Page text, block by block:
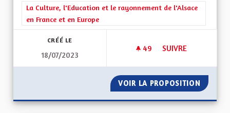
Filtrer les résultats de la catégorie : La Culture, l'Education et
La Culture, l'Education et le rayonnement de l'Alsace
en France et en Europe
CRÉÉ LE
18/07/2023
49 49 ABONNÉS
SUIVRE
VOIR LA PROPOSITION